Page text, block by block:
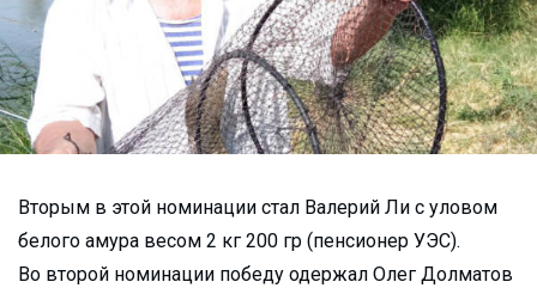
Вторым в этой номинации стал Валерий Ли с уловом
белого амура весом 2 кг 200 гр (пенсионер УЭС).
Во второй номинации победу одержал Олег Долматов